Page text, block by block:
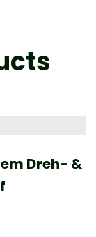
Dreh- &